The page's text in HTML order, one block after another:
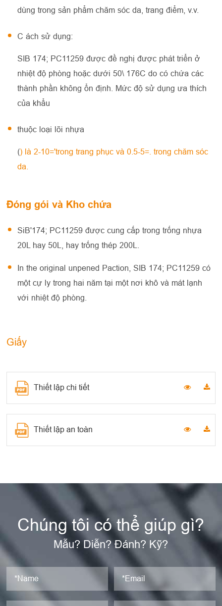
dùng trong sản phẩm chăm sóc da, trang điểm, v.v.
C ách sử dụng:
SIB 174; PC11259 được đề nghị được phát triển ở
nhiệt độ phòng hoặc dưới 50\ 176C do có chứa các
thành phần không ổn định. Mức độ sử dụng ưa thích
của khẩu
thuộc loại lõi nhựa
() là 2-10='trong trang phục và 0.5-5=. trong chăm sóc
da.
Đóng gói và Kho chứa
SiB'174; PC11259 được cung cấp trong trống nhựa
20L hay 50L, hay trống thép 200L.
In the original unpened Paction, SIB 174; PC11259 có
một cự ly trong hai năm tại một nơi khô và mát lạnh
với nhiệt độ phòng.
Giấy
Thiết lập chi tiết
Thiết lập an toàn
Chúng tôi có thể giúp gì?
Mẫu? Diễn? Đánh? Kỹ?